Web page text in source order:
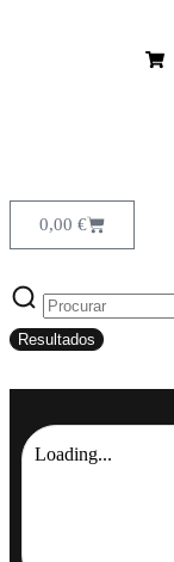
0,00 €
Resultados
Loading...